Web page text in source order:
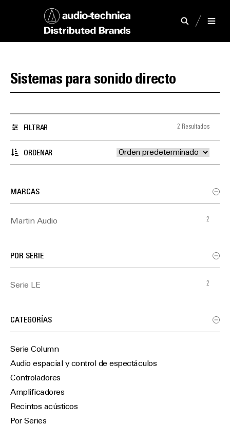
Sistemas para sonido directo
ORDENAR
FILTRAR 2 Resultados
MARCAS
Martin Audio 2
POR SERIE
Serie LE 2
CATEGORÍAS
Serie Column
Audio espacial y control de espectáculos
Controladores
Amplificadores
Recintos acústicos
Por Series